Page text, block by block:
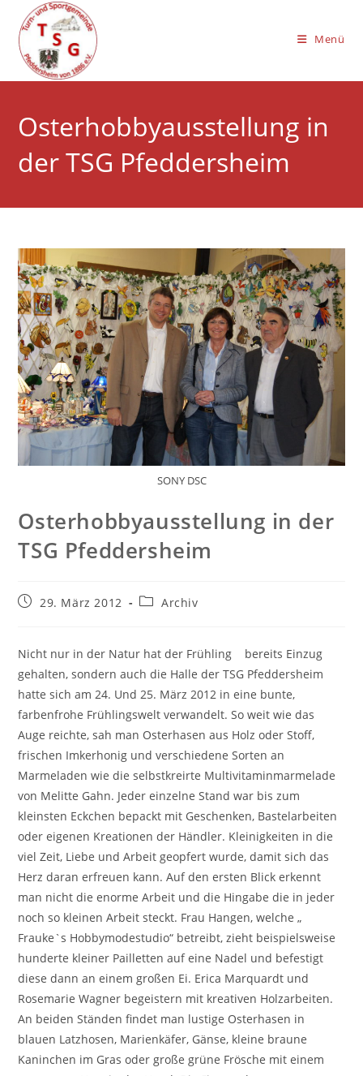
Inhalt
springen
Menü
Osterhobbyausstellung in
der TSG Pfeddersheim
SONY DSC
Osterhobbyausstellung in der
TSG Pfeddersheim
Beitrag29. März 2012
Beitrags-
Archiv
Nicht nur in der Natur hat der Frühling bereits Einzug
gehalten, sondern auch die Halle der TSG Pfeddersheim
hatte sich am 24. Und 25. März 2012 in eine bunte,
farbenfrohe Frühlingswelt verwandelt. So weit wie das
Auge reichte, sah man Osterhasen aus Holz oder Stoff,
frischen Imkerhonig und verschiedene Sorten an
Marmeladen wie die selbstkreirte Multivitaminmarmelade
von Melitte Gahn. Jeder einzelne Stand war bis zum
kleinsten Eckchen bepackt mit Geschenken, Bastelarbeiten
oder eigenen Kreationen der Händler. Kleinigkeiten in die
viel Zeit, Liebe und Arbeit geopfert wurde, damit sich das
Herz daran erfreuen kann. Auf den ersten Blick erkennt
man nicht die enorme Arbeit und die Hingabe die in jeder
noch so kleinen Arbeit steckt. Frau Hangen, welche „
Frauke`s Hobbymodestudio“ betreibt, zieht beispielsweise
hunderte kleiner Pailletten auf eine Nadel und befestigt
diese dann an einem großen Ei. Erica Marquardt und
Rosemarie Wagner begeistern mit kreativen Holzarbeiten.
An beiden Ständen findet man lustige Osterhasen in
blauen Latzhosen, Marienkäfer, Gänse, kleine braune
Kaninchen im Gras oder große grüne Frösche mit einem